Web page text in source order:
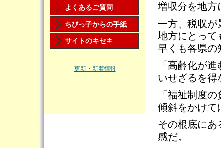
増収分を地方
一方、税収が
地方にとって
早くも各県の
「高齢化が
いせざるを得
「福祉制度
傾斜をかけて
その根底にあ
感だ。
よくあるご質問
ちびっ子からの手紙
サイトのキセキ
更新・新着情報